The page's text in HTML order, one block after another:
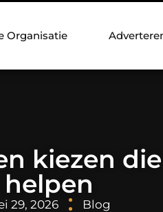
Organisatie
kiezen
helpen
29, 2026 Blog